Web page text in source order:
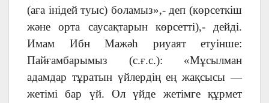
(аға інідей туыс) боламыз»,- деп (көрсеткіш
және орта саусақтарын көрсетті),- дейді.
Имам Ибн Мажәһ риуаят етуінше:
Пайғамбарымыз (с.ғ.с.): «Мұсылман
адамдар тұратын үйлердің ең жақсысы —
жетімі бар үй. Ол үйде жетімге құрмет